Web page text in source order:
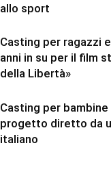
allo sport
Casting per ragazzi
anni in su per il film
della Libertà»
Casting per
progetto diretto da
italiano